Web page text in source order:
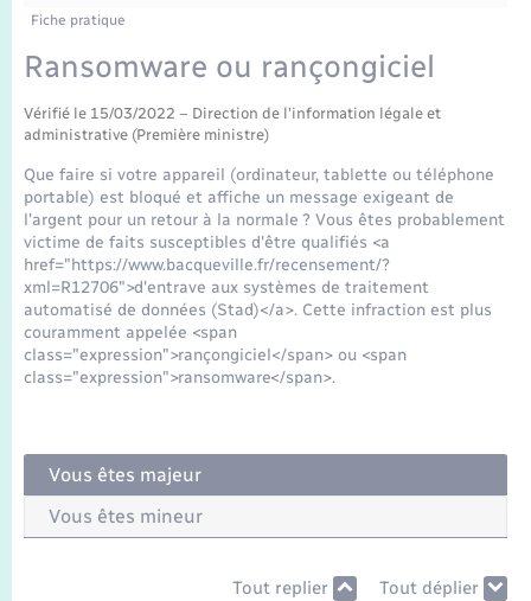
Etat-civil - Papiers - Citoyenneté
Mariage – PACS
Parrainage civil
Recensement
Logement - Urbanisme
Loisirs
Nouvel habitant
Numérique
Sécurité - Prévention
Seniors
Transports scolaires
Travaux - Autorisation d’occupation de l’espace
Compétences
Plan interactif
Présentation de la commune
Publications
La Communauté de communes
Fiche pratique
Ransomware ou rançongiciel
Vérifié le 15/03/2022 – Direction de l'information légale et
administrative (Première ministre)
Que faire si votre appareil (ordinateur, tablette ou téléphone
portable) est bloqué et affiche un message exigeant de
l'argent pour un retour à la normale ? Vous êtes probablement
victime de faits susceptibles d'être qualifiés <a
href="https://www.bacqueville.fr/recensement/?
xml=R12706">d'entrave aux systèmes de traitement
automatisé de données (Stad)</a>. Cette infraction est plus
couramment appelée <span
class="expression">rançongiciel</span> ou <span
class="expression">ransomware</span>.
Vous êtes majeur
Vous êtes mineur
Tout replier Tout déplier